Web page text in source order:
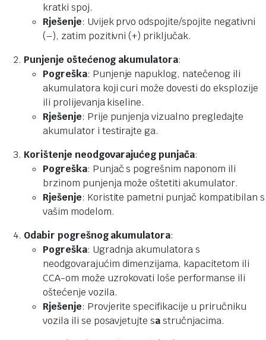
kratki spoj.
Rješenje: Uvijek prvo odspojite/spojite negativni
(–), zatim pozitivni (+) priključak.
Punjenje oštećenog akumulatora:
Pogreška: Punjenje napuklog, natečenog ili
akumulatora koji curi može dovesti do eksplozije
ili prolijevanja kiseline.
Rješenje: Prije punjenja vizualno pregledajte
akumulator i testirajte ga.
Korištenje neodgovarajućeg punjača:
Pogreška: Punjač s pogrešnim naponom ili
brzinom punjenja može oštetiti akumulator.
Rješenje: Koristite pametni punjač kompatibilan s
vašim modelom.
Odabir pogrešnog akumulatora:
Pogreška: Ugradnja akumulatora s
neodgovarajućim dimenzijama, kapacitetom ili
CCA-om može uzrokovati loše performanse ili
oštećenje vozila.
Rješenje: Provjerite specifikacije u priručniku
vozila ili se posavjetujte sastručnjacima.